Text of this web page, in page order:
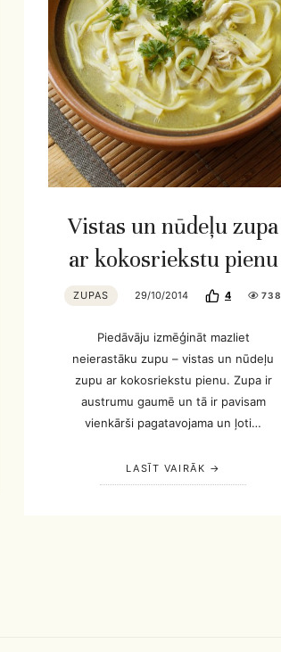
Vistas un nūdeļu zupa
ar kokosriekstu pienu
ZUPAS 29/10/2014 4 738
Piedāvāju izmēģināt mazliet
neierastāku zupu – vistas un nūdeļu
zupu ar kokosriekstu pienu. Zupa ir
austrumu gaumē un tā ir pavisam
vienkārši pagatavojama un ļoti…
LASĪT VAIRĀK